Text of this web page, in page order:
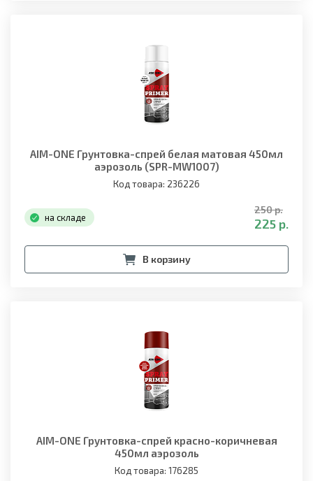
AIM-ONE Грунтовка-спрей белая матовая 450мл
аэрозоль (SPR-MW1007)
Код товара: 236226
на складе
250 р.
225 р.
В корзину
AIM-ONE Грунтовка-спрей красно-коричневая
450мл аэрозоль
Код товара: 176285